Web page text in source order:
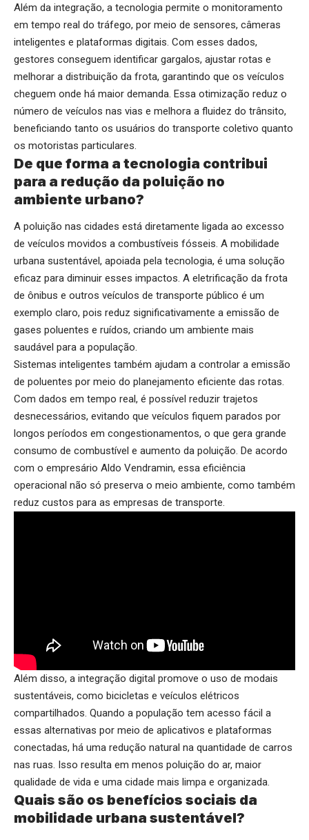
Além da integração, a tecnologia permite o monitoramento
em tempo real do tráfego, por meio de sensores, câmeras
inteligentes e plataformas digitais. Com esses dados,
gestores conseguem identificar gargalos, ajustar rotas e
melhorar a distribuição da frota, garantindo que os veículos
cheguem onde há maior demanda. Essa otimização reduz o
número de veículos nas vias e melhora a fluidez do trânsito,
beneficiando tanto os usuários do transporte coletivo quanto
os motoristas particulares.
De que forma a tecnologia contribui
para a redução da poluição no
ambiente urbano?
A poluição nas cidades está diretamente ligada ao excesso
de veículos movidos a combustíveis fósseis. A mobilidade
urbana sustentável, apoiada pela tecnologia, é uma solução
eficaz para diminuir esses impactos. A eletrificação da frota
de ônibus e outros veículos de transporte público é um
exemplo claro, pois reduz significativamente a emissão de
gases poluentes e ruídos, criando um ambiente mais
saudável para a população.
Sistemas inteligentes também ajudam a controlar a emissão
de poluentes por meio do planejamento eficiente das rotas.
Com dados em tempo real, é possível reduzir trajetos
desnecessários, evitando que veículos fiquem parados por
longos períodos em congestionamentos, o que gera grande
consumo de combustível e aumento da poluição. De acordo
com o empresário Aldo Vendramin, essa eficiência
operacional não só preserva o meio ambiente, como também
reduz custos para as empresas de transporte.
Além disso, a integração digital promove o uso de modais
sustentáveis, como bicicletas e veículos elétricos
compartilhados. Quando a população tem acesso fácil a
essas alternativas por meio de aplicativos e plataformas
conectadas, há uma redução natural na quantidade de carros
nas ruas. Isso resulta em menos poluição do ar, maior
qualidade de vida e uma cidade mais limpa e organizada.
Quais são os benefícios sociais da
mobilidade urbana sustentável?